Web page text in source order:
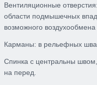
Вентиляционные
области подмышечных
возможного воздухообмена
Карманы: в рельефных
Спинка с центральны
на перед.